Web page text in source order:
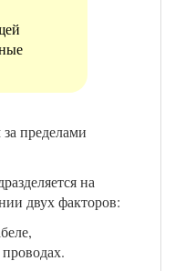
пределами
на
двух факторов: